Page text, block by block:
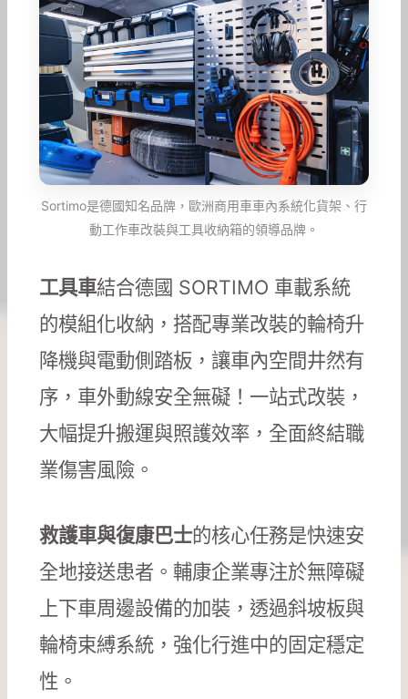
Sortimo是德國知名品牌，歐洲商用車車內系統化貨架、行
動工作車改裝與工具收納箱的領導品牌。
工具車結合德國 SORTIMO 車載系統
的模組化收納，搭配專業改裝的輪椅升
降機與電動側踏板，讓車內空間井然有
序，車外動線安全無礙！一站式改裝，
大幅提升搬運與照護效率，全面終結職
業傷害風險。
救護車與復康巴士的核心任務是快速安
全地接送患者。輔康企業專注於無障礙
上下車周邊設備的加裝，透過斜坡板與
輪椅束縛系統，強化行進中的固定穩定
性。